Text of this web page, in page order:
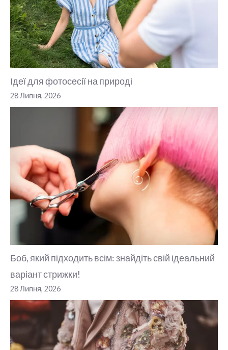
Ідеї для фотосесії на природі
28 Липня, 2026
Боб, який підходить всім: знайдіть свій ідеальний
варіант стрижки!
28 Липня, 2026